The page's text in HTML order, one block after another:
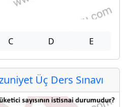
C D E
Üç Ders Sınavı